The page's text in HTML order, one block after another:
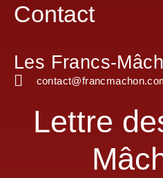
Contact
Les Francs-
Lettre